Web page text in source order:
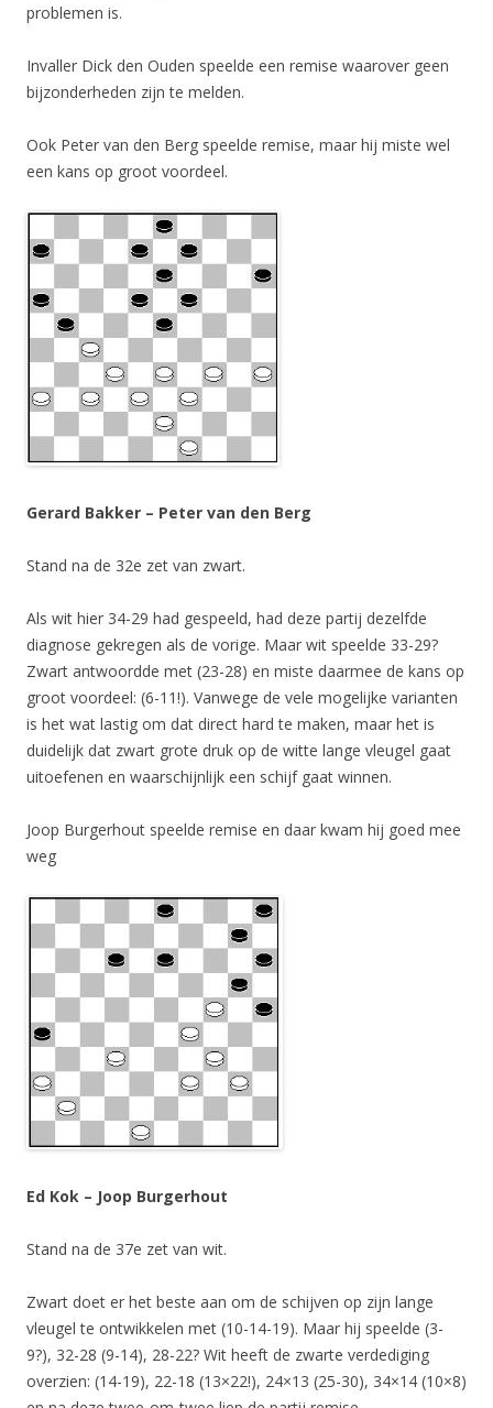
problemen is.
Invaller Dick den Ouden speelde een remise waarover geen
bijzonderheden zijn te melden.
Ook Peter van den Berg speelde remise, maar hij miste wel
een kans op groot voordeel.
Gerard Bakker – Peter van den Berg
Stand na de 32e zet van zwart.
Als wit hier 34-29 had gespeeld, had deze partij dezelfde
diagnose gekregen als de vorige. Maar wit speelde 33-29?
Zwart antwoordde met (23-28) en miste daarmee de kans op
groot voordeel: (6-11!). Vanwege de vele mogelijke varianten
is het wat lastig om dat direct hard te maken, maar het is
duidelijk dat zwart grote druk op de witte lange vleugel gaat
uitoefenen en waarschijnlijk een schijf gaat winnen.
Joop Burgerhout speelde remise en daar kwam hij goed mee
weg
Ed Kok – Joop Burgerhout
Stand na de 37e zet van wit.
Zwart doet er het beste aan om de schijven op zijn lange
vleugel te ontwikkelen met (10-14-19). Maar hij speelde (3-
9?), 32-28 (9-14), 28-22? Wit heeft de zwarte verdediging
overzien: (14-19), 22-18 (13×22!), 24×13 (25-30), 34×14 (10×8)